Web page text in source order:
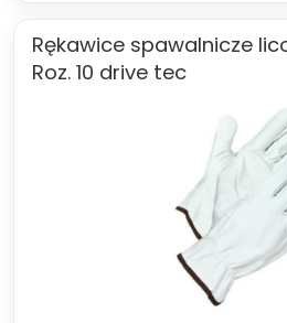
Rękawice spawalnicze
Roz. 10 drive tec